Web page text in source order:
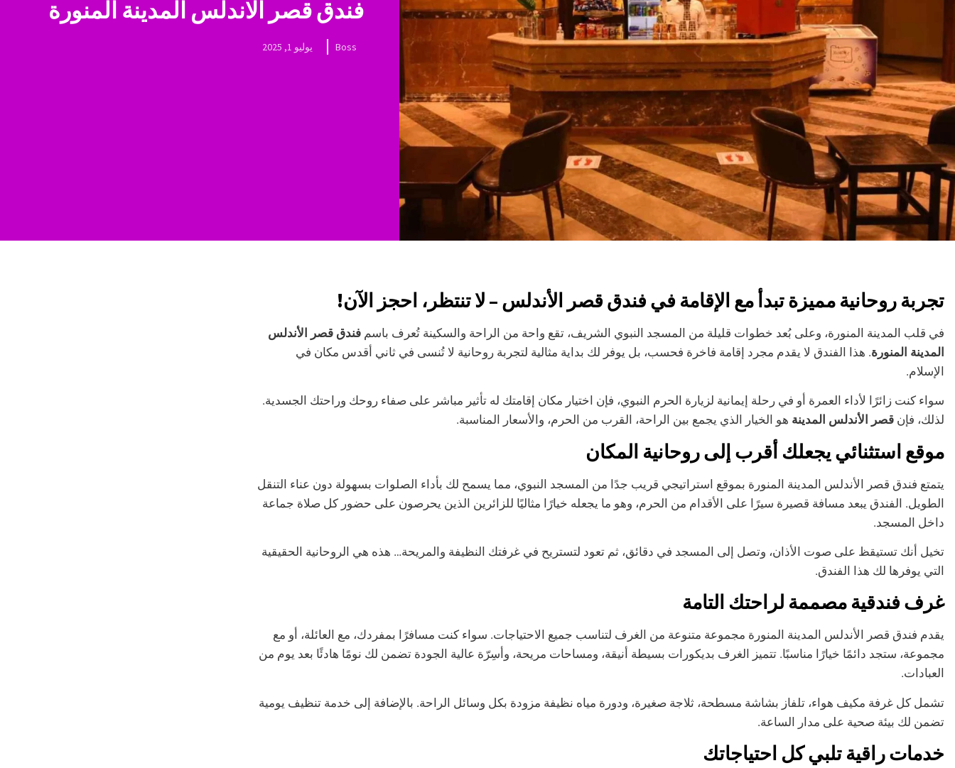
فندق قصر الاندلس المدينة المنورة
Boss يوليو 1, 2025
تجربة روحانية مميزة تبدأ مع الإقامة في فندق قصر الأندلس – لا تنتظر، احجز الآن!
في قلب المدينة المنورة، وعلى بُعد خطوات قليلة من المسجد النبوي الشريف، تقع واحة من الراحة والسكينة تُعرف باسم فندق قصر الأندلس
المدينة المنورة. هذا الفندق لا يقدم مجرد إقامة فاخرة فحسب، بل يوفر لك بداية مثالية لتجربة روحانية لا تُنسى في ثاني أقدس مكان في
الإسلام.
سواء كنت زائرًا لأداء العمرة أو في رحلة إيمانية لزيارة الحرم النبوي، فإن اختيار مكان إقامتك له تأثير مباشر على صفاء روحك وراحتك الجسدية.
لذلك، فإن قصر الأندلس المدينة هو الخيار الذي يجمع بين الراحة، القرب من الحرم، والأسعار المناسبة.
موقع استثنائي يجعلك أقرب إلى روحانية المكان
يتمتع فندق قصر الأندلس المدينة المنورة بموقع استراتيجي قريب جدًا من المسجد النبوي، مما يسمح لك بأداء الصلوات بسهولة دون عناء التنقل
الطويل. الفندق يبعد مسافة قصيرة سيرًا على الأقدام من الحرم، وهو ما يجعله خيارًا مثاليًا للزائرين الذين يحرصون على حضور كل صلاة جماعة
داخل المسجد.
تخيل أنك تستيقظ على صوت الأذان، وتصل إلى المسجد في دقائق، ثم تعود لتستريح في غرفتك النظيفة والمريحة… هذه هي الروحانية الحقيقية
التي يوفرها لك هذا الفندق.
غرف فندقية مصممة لراحتك التامة
يقدم فندق قصر الأندلس المدينة المنورة مجموعة متنوعة من الغرف لتناسب جميع الاحتياجات. سواء كنت مسافرًا بمفردك، مع العائلة، أو مع
مجموعة، ستجد دائمًا خيارًا مناسبًا. تتميز الغرف بديكورات بسيطة أنيقة، ومساحات مريحة، وأسِرّة عالية الجودة تضمن لك نومًا هادئًا بعد يوم من
العبادات.
تشمل كل غرفة مكيف هواء، تلفاز بشاشة مسطحة، ثلاجة صغيرة، ودورة مياه نظيفة مزودة بكل وسائل الراحة. بالإضافة إلى خدمة تنظيف يومية
تضمن لك بيئة صحية على مدار الساعة.
خدمات راقية تلبي كل احتياجاتك